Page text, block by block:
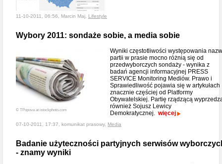
11-10-2011, 06:56, Marcin Maj, Lifestyle
Wybory 2011: sondaże sobie, a media sobie
© TPopova at istockphoto.com
Wyniki częstotliwości występowania nazw
partii w prasie mocno różnią się od
przedwyborczych sondaży - wynika z
badań agencji informacyjnej PRESS
SERVICE Monitoring Mediów. Prawo i
Sprawiedliwość pojawia się w artykułach
znacznie częściej od Platformy
Obywatelskiej. Partię rządzącą
również Sojusz Lewicy
Demokratycznej. więcej
07-10-2011, 17:37, komunikat prasowy, Media
Badanie użyteczności partyjnych serwisów
- znamy wyniki